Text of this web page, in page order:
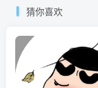
猜你喜欢